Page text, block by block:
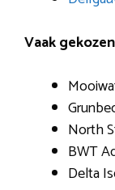
Vaak
North
BWT
Delta